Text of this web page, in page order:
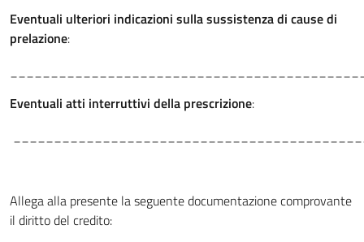
Eventuali ulteriori indicazioni sulla sussistenza di cause di
prelazione:
Eventuali atti interruttivi della prescrizione:
Allega alla presente la seguente documentazione comprovante
il diritto del credito: